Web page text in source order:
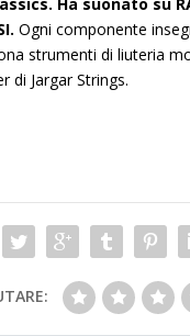
Ogni componente
strumenti di liuteria
di Jargar Strings.